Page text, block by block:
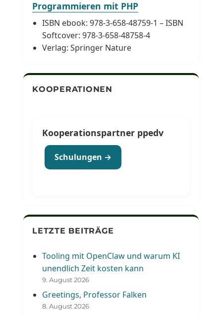
Programmieren mit PHP
ISBN ebook: 978-3-658-48759-1 – ISBN
Softcover: 978-3-658-48758-4
Verlag: Springer Nature
KOOPERATIONEN
Kooperationspartner ppedv
Schulungen →
LETZTE BEITRÄGE
Tooling mit OpenClaw und warum KI
unendlich Zeit kosten kann
9. August 2026
Greetings, Professor Falken
8. August 2026